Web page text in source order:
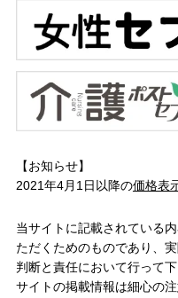
【お知らせ】
2021年4月1日以降の価格表
当サイトに記載されている
ただくためのものであり、
判断と責任において行って
サイトの掲載情報は細心の